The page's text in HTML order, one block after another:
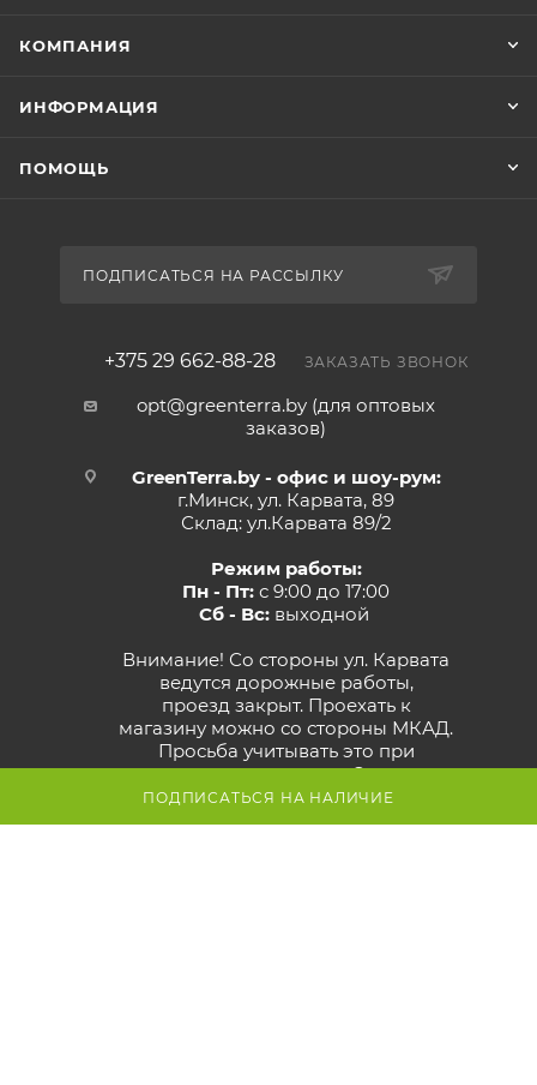
ПОДПИСАТЬСЯ НА НАЛИЧИЕ
КОМПАНИЯ
ИНФОРМАЦИЯ
ПОМОЩЬ
ПОДПИСАТЬСЯ НА РАССЫЛКУ
+375 29 662-88-28 ЗАКАЗАТЬ ЗВОНОК
opt@greenterra.by (для оптовых
заказов)
GreenTerra.by - офис и шоу-рум:
г.Минск, ул. Карвата, 89
Склад: ул.Карвата 89/2
Режим работы:
Пн - Пт: с 9:00 до 17:00
Сб - Вс:выходной
Внимание! Со стороны ул. Карвата
ведутся дорожные работы,
проезд закрыт. Проехать к
магазину можно со стороны МКАД.
Просьба учитывать это при
построении маршрута.Смотрите
карту объезда